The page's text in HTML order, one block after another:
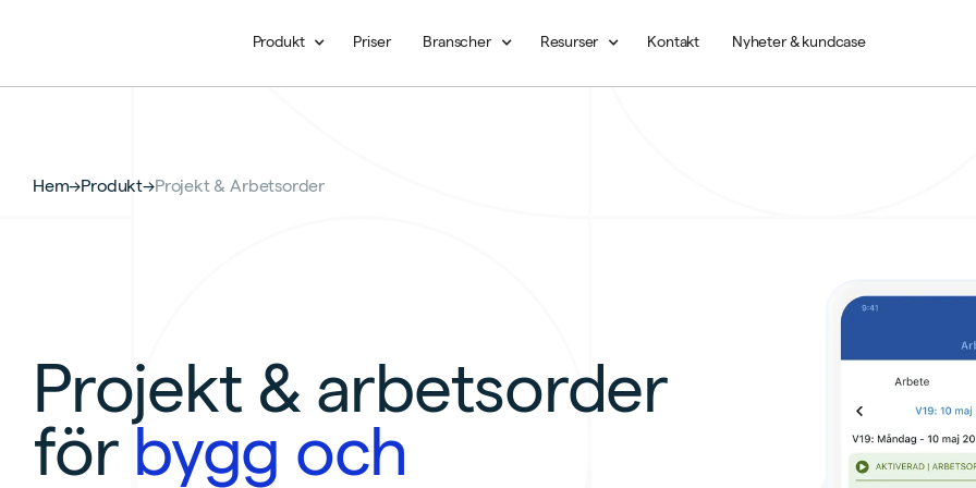
Produkt Priser Branscher Resurser Kontakt Nyheter & kundcase
Hem→Produkt→Projekt & Arbetsorder
Projekt & arbetsorder
förbygg och